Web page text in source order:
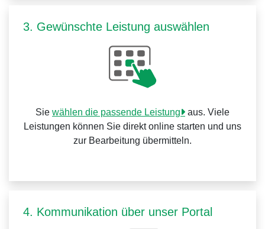
3. Gewünschte Leistung auswählen
Sie wählen die passende Leistung
aus. Viele
Leistungen können Sie direkt online starten und uns
zur Bearbeitung übermitteln.
4. Kommunikation über unser Portal